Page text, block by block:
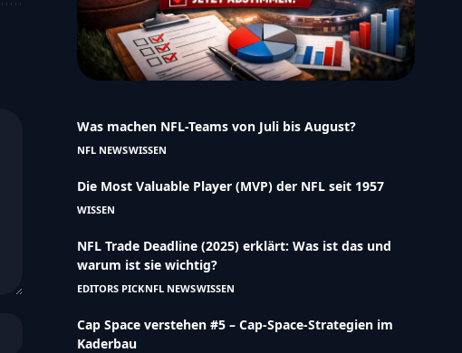
Was machen NFL-Teams von Juli bis August?
NFL NEWSWISSEN
Die Most Valuable Player (MVP) der NFL seit 1957
WISSEN
NFL Trade Deadline (2025) erklärt: Was ist das und
warum ist sie wichtig?
EDITORS PICKNFL NEWSWISSEN
Cap Space verstehen #5 – Cap-Space-Strategien im
Kaderbau